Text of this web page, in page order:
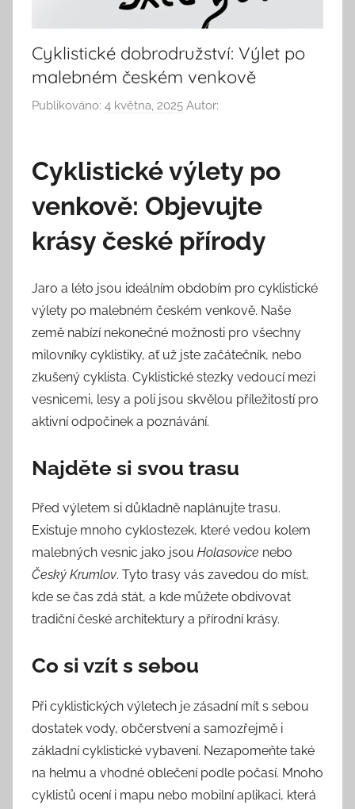
Cyklistické dobrodružství: Výlet po
malebném českém venkově
Publikováno: 4 května, 2025 Autor:
Cyklistické výlety po
venkově: Objevujte
krásy české přírody
Jaro a léto jsou ideálním obdobím pro cyklistické
výlety po malebném českém venkově. Naše
země nabízí nekonečné možnosti pro všechny
milovníky cyklistiky, ať už jste začátečník, nebo
zkušený cyklista. Cyklistické stezky vedoucí mezi
vesnicemi, lesy a poli jsou skvělou příležitostí pro
aktivní odpočinek a poznávání.
Najděte si svou trasu
Před výletem si důkladně naplánujte trasu.
Existuje mnoho cyklostezek, které vedou kolem
malebných vesnic jako jsou Holasovice nebo
Český Krumlov. Tyto trasy vás zavedou do míst,
kde se čas zdá stát, a kde můžete obdivovat
tradiční české architektury a přírodní krásy.
Co si vzít s sebou
Při cyklistických výletech je zásadní mít s sebou
dostatek vody, občerstvení a samozřejmě i
základní cyklistické vybavení. Nezapomeňte také
na helmu a vhodné oblečení podle počasí. Mnoho
cyklistů ocení i mapu nebo mobilní aplikaci, která